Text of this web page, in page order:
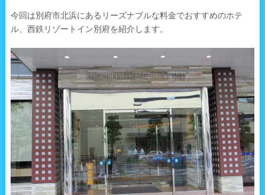
今回は別府市北浜にあるリーズナブルな料金でおすすめのホテ
ル、西鉄リゾートイン別府を紹介します。